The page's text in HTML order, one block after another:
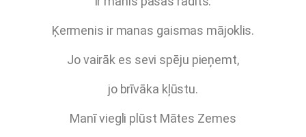
Ķermenis ir manas gaismas mājoklis.
Jo vairāk es sevi spēju pieņemt,
jo brīvāka kļūstu.
Manī viegli plūst Mātes Zemes